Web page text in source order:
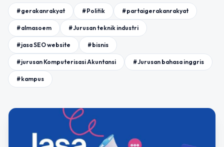
#gerakanrakyat #Politik #partaigerakanrakyat
#almasoem #Jurusan teknik industri
#jasa SEO website #bisnis
#jurusan Komputerisasi Akuntansi #Jurusan bahasa inggris
#kampus